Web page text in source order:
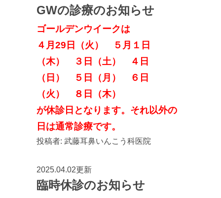
GWの診療のお知らせ
ゴールデンウイークは
４月29日（火） ５月１日
（木） ３日（土） ４日
（日） ５日（月） ６日
（火） ８日（木）
が休診日となります。それ以外の
日は通常診療です。
投稿者: 武藤耳鼻いんこう科医院
2025.04.02更新
臨時休診のお知らせ